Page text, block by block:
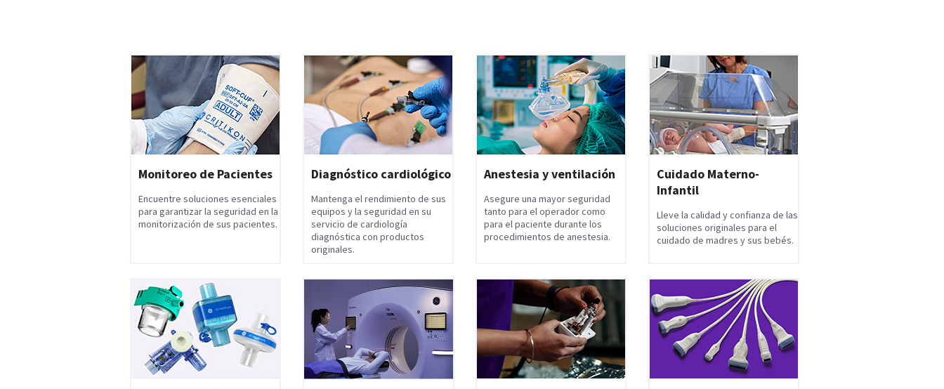
Monitoreo de Pacientes
Encuentre soluciones esenciales
para garantizar la seguridad en la
monitorización de sus pacientes.
Diagnóstico cardiológico
Mantenga el rendimiento de sus
equipos y la seguridad en su
servicio de cardiología
diagnóstica con productos
originales.
Anestesia y ventilación
Asegure una mayor seguridad
tanto para el operador como
para el paciente durante los
procedimientos de anestesia.
Cuidado Materno-
Infantil
Lleve la calidad y confianza de las
soluciones originales para el
cuidado de madres y sus bebés.